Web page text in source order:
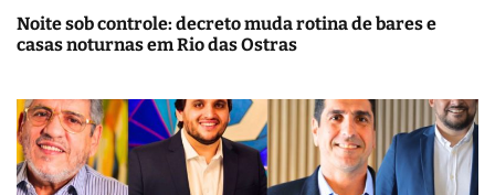
Noite sob controle: decreto muda rotina de bares e
casas noturnas em Rio das Ostras